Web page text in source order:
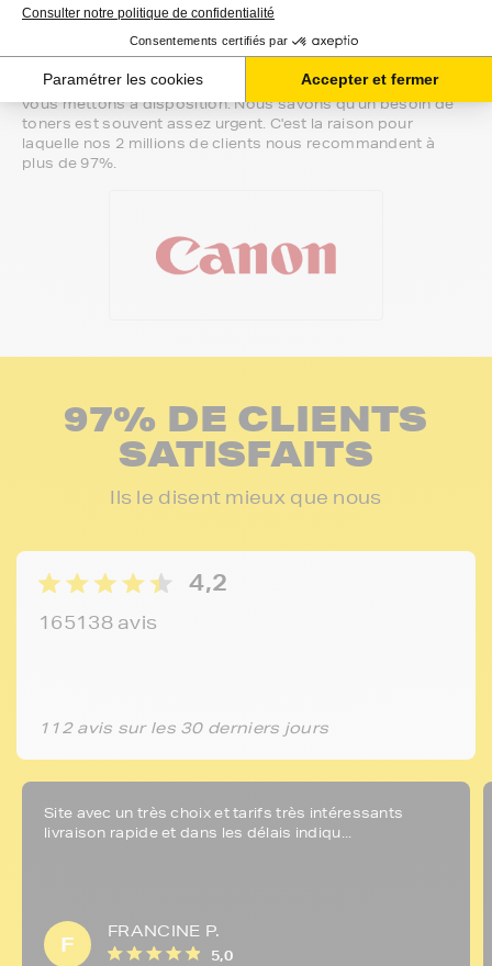
de manière complètement sécurisée. Plusieurs moyens de
paiements sont proposés selon vos besoins.
Il ne reste plus à vos toners pour canon i-selphy-fax-l de
trouve votre commande grâce au lien de suivi que nous
vous mettons à disposition. Nous savons qu'un besoin de
toners est souvent assez urgent. C'est la raison pour
laquelle nos 2 millions de clients nous recommandent à
plus de 97%.
97% DE CLIENTS
SATISFAITS
Ils le disent mieux que nous
4,2
165138 avis
112 avis sur les 30 derniers jours
Site avec un très choix et tarifs très intéressants
livraison rapide et dans les délais indiqu...
F
FRANCINE P.
5,0